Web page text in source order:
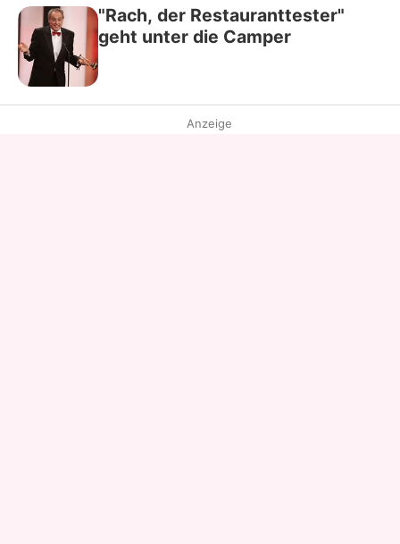
"Rach, der Restauranttester"
geht unter die Camper
Anzeige